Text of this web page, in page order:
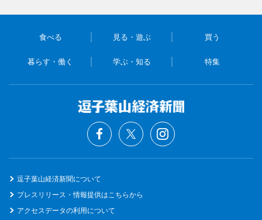
食べる 見る・遊ぶ 買う
暮らす・働く 学ぶ・知る 特集
逗子葉山経済新聞について
プレスリリース・情報提供はこちらから
アクセスデータの利用について